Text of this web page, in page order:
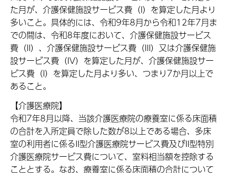
た月が、介護保健施設サービス費（I）を算定した月より
多いこと。具体的には、令和9年8月から令和12年7月ま
での間は、令和8年度において、介護保健施設サービス
費（II）、介護保健施設サービス費（III）又は介護保健施
設サービス費（IV）を算定した月が、介護保健施設サー
ビス費（I）を算定した月より多い、つまり7か月以上で
あること。
【介護医療院】
令和7年8月以降、当該介護医療院の療養室に係る床面積
の合計を入所定員で除した数が8以上である場合、多床
室の利用者に係るII型介護医療院サービス費及びII型特別
介護医療院サービス費について、室料相当額を控除する
こととする。なお、療養室に係る床面積の合計について